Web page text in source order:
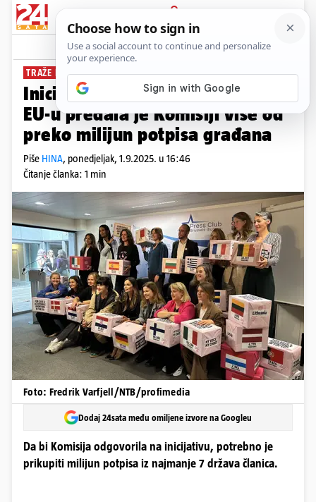
PRIJAVA
News Komentari
TRAŽE FINANCIJSKU PODRŠKU
Inicijativa za siguran pobačaj u
EU-u predala je Komisiji više od
preko milijun potpisa građana
Piše HINA, ponedjeljak, 1.9.2025. u 16:46
Čitanje članka: 1 min
Foto: Fredrik Varfjell/NTB/profimedia
Dodaj 24sata među omiljene izvore na Googleu
Da bi Komisija odgovorila na inicijativu, potrebno je
prikupiti milijun potpisa iz najmanje 7 država članica.